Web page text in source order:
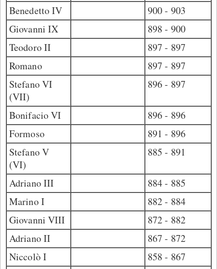
Benedetto IV
900 - 903
Giovanni IX
898 - 900
Teodoro II
897 - 897
Romano
897 - 897
Stefano VI
(VII)
896 - 897
Bonifacio VI
896 - 896
Formoso
891 - 896
Stefano V
(VI)
885 - 891
Adriano III
884 - 885
Marino I
882 - 884
Giovanni VIII
872 - 882
Adriano II
867 - 872
Niccolò I
858 - 867